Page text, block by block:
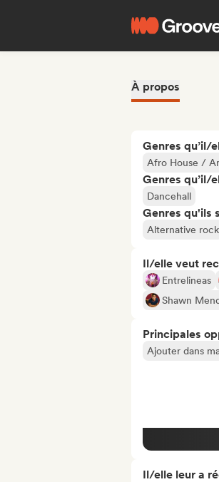
À propos
Genres qu’il/
Afro House /
Genres qu’il/
Dancehall
Genres qu'ils
Alternative rock
Il/elle veut
Entrelineas
Shawn
Principales
Ajouter dans
Il/elle leur a